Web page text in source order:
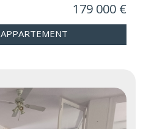
179 000 €